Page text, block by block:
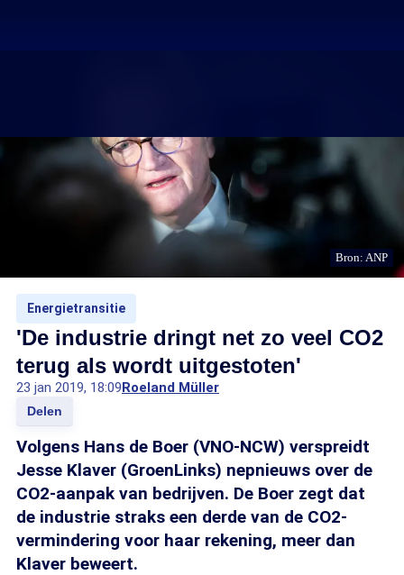
Bron: ANP
Energietransitie
'De industrie dringt net zo veel CO2
terug als wordt uitgestoten'
23 jan 2019, 18:09Roeland Müller
Delen
Volgens Hans de Boer (VNO-NCW) verspreidt
Jesse Klaver (GroenLinks) nepnieuws over de
CO2-aanpak van bedrijven. De Boer zegt dat
de industrie straks een derde van de CO2-
vermindering voor haar rekening, meer dan
Klaver beweert.